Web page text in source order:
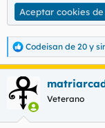
Aceptar cookies
R
e
a
c
Codeisan de 20 y
Veterano